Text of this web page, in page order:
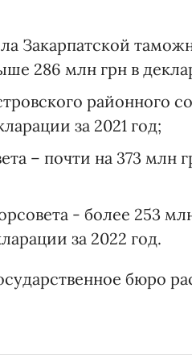
Закарпатской
286 млн грн в
районного
за 2021 год;
– почти на 373 млн
- более 253
за 2022 год.
бюро